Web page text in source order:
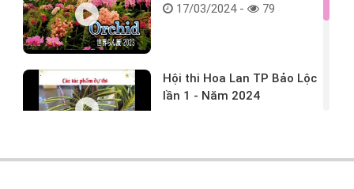
17/03/2024 -
79
Hội thi Hoa Lan TP Bảo Lộc
lần 1 - Năm 2024